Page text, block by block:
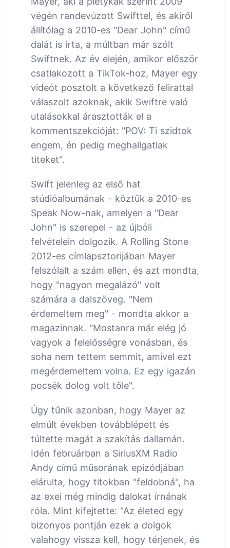
végén randevúzott Swifttel, és akiről
állítólag a 2010-es "Dear John" című
dalát is írta, a múltban már szólt
Swiftnek. Az év elején, amikor először
csatlakozott a TikTok-hoz, Mayer egy
videót posztolt a következő felirattal
válaszolt azoknak, akik Swiftre való
utalásokkal árasztották el a
kommentszekcióját: "POV: Ti szidtok
engem, én pedig meghallgatlak
titeket".
Swift jelenleg az első hat
stúdióalbumának - köztük a 2010-es
Speak Now-nak, amelyen a "Dear
John" is szerepel - az újbóli
felvételein dolgozik. A Rolling Stone
2012-es címlapsztorijában Mayer
felszólalt a szám ellen, és azt mondta,
hogy "nagyon megalázó" volt
számára a dalszöveg. "Nem
érdemeltem meg" - mondta akkor a
magazinnak. "Mostanra már elég jó
vagyok a felelősségre vonásban, és
soha nem tettem semmit, amivel ezt
megérdemeltem volna. Ez egy igazán
pocsék dolog volt tőle".
Úgy tűnik azonban, hogy Mayer az
elmúlt években továbblépett és
túltette magát a szakítás dallamán.
Idén februárban a SiriusXM Radio
Andy című műsorának epizódjában
elárulta, hogy titokban "feldobná", ha
az exei még mindig dalokat írnának
róla. Mint kifejtette: "Az életed egy
bizonyos pontján ezek a dolgok
valahogy vissza kell, hogy térjenek, és